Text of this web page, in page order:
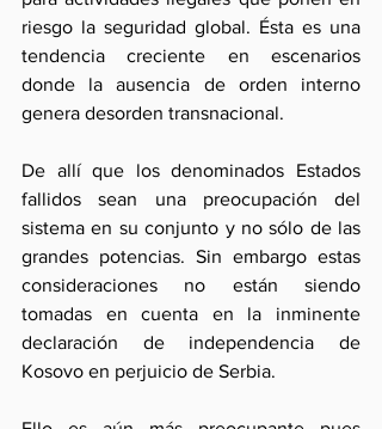
riesgo la seguridad global. Ésta es una
tendencia creciente en escenarios
donde la ausencia de orden interno
genera desorden transnacional.
De allí que los denominados Estados
fallidos sean una preocupación del
sistema en su conjunto y no sólo de las
grandes potencias. Sin embargo estas
consideraciones no están siendo
tomadas en cuenta en la inminente
declaración de independencia de
Kosovo en perjuicio de Serbia.